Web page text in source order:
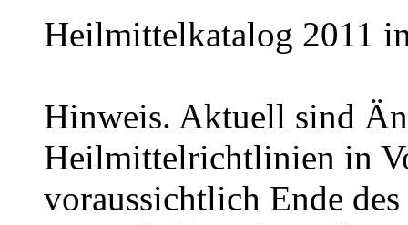
Heilmittelkatalog 2011
Hinweis. Aktuell sind
Heilmittelrichtlinien in
voraussichtlich Ende